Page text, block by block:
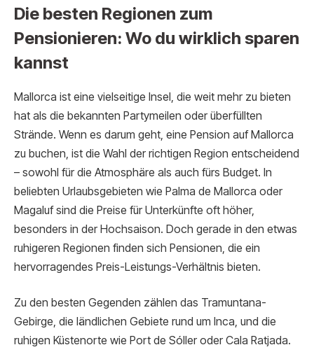
Die besten Regionen zum
Pensionieren: Wo du wirklich sparen
kannst
Mallorca ist eine vielseitige Insel, die weit mehr zu bieten
hat als die bekannten Partymeilen oder überfüllten
Strände. Wenn es darum geht, eine Pension auf Mallorca
zu buchen, ist die Wahl der richtigen Region entscheidend
– sowohl für die Atmosphäre als auch fürs Budget. In
beliebten Urlaubsgebieten wie Palma de Mallorca oder
Magaluf sind die Preise für Unterkünfte oft höher,
besonders in der Hochsaison. Doch gerade in den etwas
ruhigeren Regionen finden sich Pensionen, die ein
hervorragendes Preis-Leistungs-Verhältnis bieten.
Zu den besten Gegenden zählen das Tramuntana-
Gebirge, die ländlichen Gebiete rund um Inca, und die
ruhigen Küstenorte wie Port de Sóller oder Cala Ratjada.